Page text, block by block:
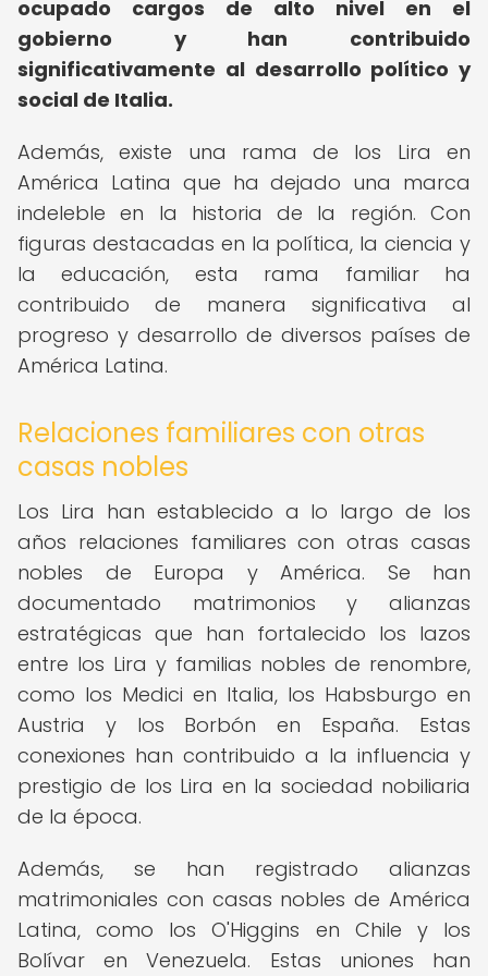
ocupado cargos de alto nivel en el
gobierno y han contribuido
significativamente al desarrollo político y
social de Italia.
Además, existe una rama de los Lira en
América Latina que ha dejado una marca
indeleble en la historia de la región. Con
figuras destacadas en la política, la ciencia y
la educación, esta rama familiar ha
contribuido de manera significativa al
progreso y desarrollo de diversos países de
América Latina.
Relaciones familiares con otras
casas nobles
Los Lira han establecido a lo largo de los
años relaciones familiares con otras casas
nobles de Europa y América. Se han
documentado matrimonios y alianzas
estratégicas que han fortalecido los lazos
entre los Lira y familias nobles de renombre,
como los Medici en Italia, los Habsburgo en
Austria y los Borbón en España. Estas
conexiones han contribuido a la influencia y
prestigio de los Lira en la sociedad nobiliaria
de la época.
Además, se han registrado alianzas
matrimoniales con casas nobles de América
Latina, como los O'Higgins en Chile y los
Bolívar en Venezuela. Estas uniones han